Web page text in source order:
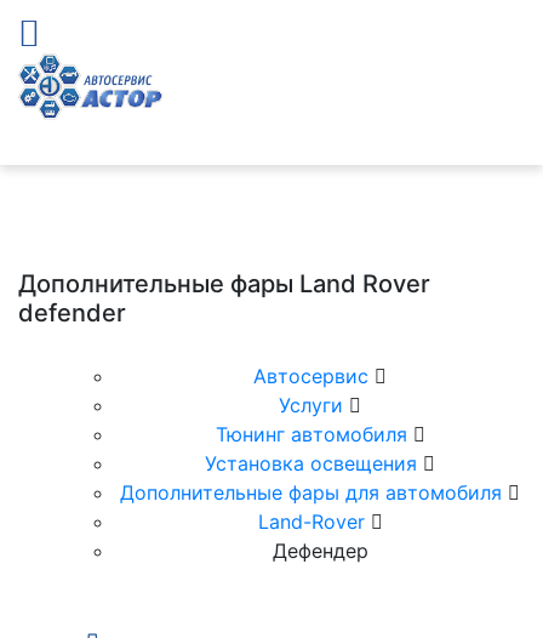
Дополнительные фары Land Rover
defender
Автосервис
Услуги
Тюнинг автомобиля
Установка освещения
Дополнительные фары для автомобиля
Land-Rover
Дефендер